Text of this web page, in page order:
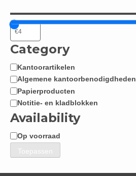
Category
Categorie
Kantoorartikelen
Algemene kantoorbenodigdheden
Papierproducten
Notitie- en kladblokken
Availability
Beschikbaarheid
Op voorraad
Toepassen